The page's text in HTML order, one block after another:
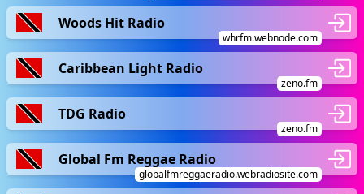
Woods Hit Radio
whrfm.webnode.com
Caribbean Light Radio
zeno.fm
TDG Radio
zeno.fm
Global Fm Reggae Radio
globalfmreggaeradio.webradiosite.com